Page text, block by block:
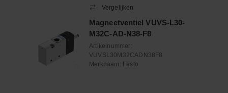
Vergelijken
Magneetventiel VUVS-L30-
M32C-AD-N38-F8
Artikelnummer:
VUVSL30M32CADN38F8
Merknaam: Festo